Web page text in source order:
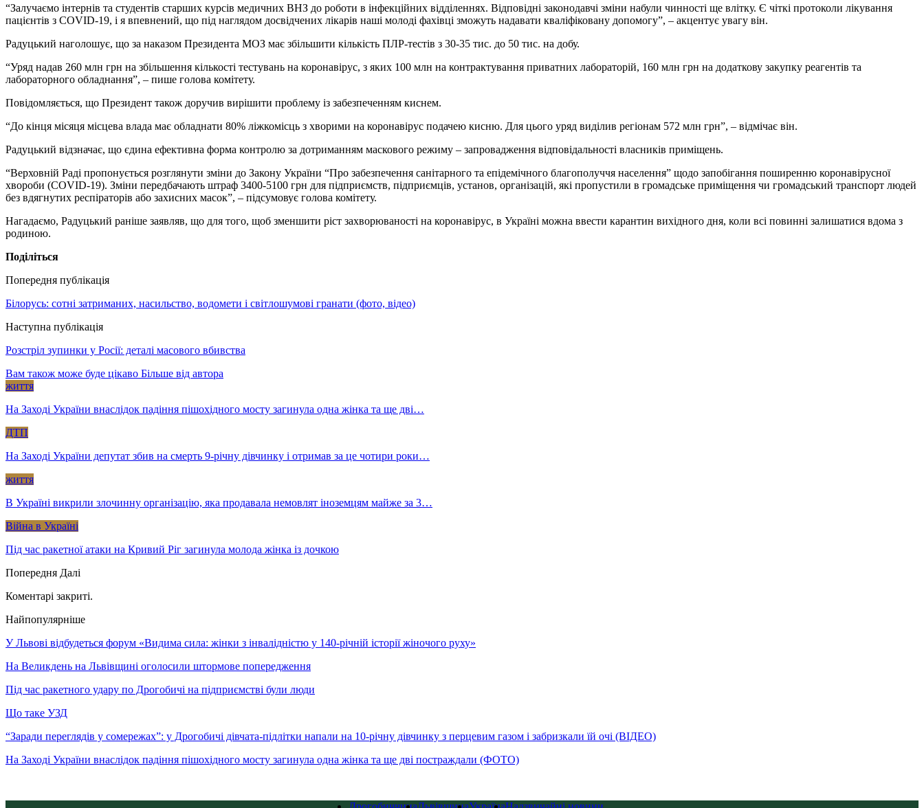
“Залучаємо інтернів та студентів старших курсів медичних ВНЗ до роботи в інфекційних відділеннях. Відповідні законодавчі зміни набули чинності ще влітку. Є чіткі протоколи лікування
пацієнтів з СOVID-19, і я впевнений, що під наглядом досвідчених лікарів наші молоді фахівці зможуть надавати кваліфіковану допомогу”, – акцентує увагу він.
Радуцький наголошує, що за наказом Президента МОЗ має збільшити кількість ПЛР-тестів з 30-35 тис. до 50 тис. на добу.
“Уряд надав 260 млн грн на збільшення кількості тестувань на коронавірус, з яких 100 млн на контрактування приватних лабораторій, 160 млн грн на додаткову закупку реагентів та
лабораторного обладнання”, – пише голова комітету.
Повідомляється, що Президент також доручив вирішити проблему із забезпеченням киснем.
“До кінця місяця місцева влада має обладнати 80% ліжкомісць з хворими на коронавірус подачею кисню. Для цього уряд виділив регіонам 572 млн грн”, – відмічає він.
Радуцький відзначає, що єдина ефективна форма контролю за дотриманням маскового режиму – запровадження відповідальності власників приміщень.
“Верховній Раді пропонується розглянути зміни до Закону України “Про забезпечення санітарного та епідемічного благополуччя населення” щодо запобігання поширенню коронавірусної
хвороби (COVID-19). Зміни передбачають штраф 3400-5100 грн для підприємств, підприємців, установ, організацій, які пропустили в громадське приміщення чи громадський транспорт людей
без вдягнутих респіраторів або захисних масок”, – підсумовує голова комітету.
Нагадаємо, Радуцький раніше заявляв, що для того, щоб зменшити ріст захворюваності на коронавірус, в Україні можна ввести карантин вихідного дня, коли всі повинні залишатися вдома з
родиною.
Поділіться
Попередня публікація
Білорусь: сотні затриманих, насильство, водомети і світлошумові гранати (фото, відео)
Наступна публікація
Розстріл зупинки у Росії: деталі масового вбивства
Вам також може буде цікаво Більше від автора
життя
На Заході України внаслідок падіння пішохідного мосту загинула одна жінка та ще дві…
ДТП
На Заході України депутат збив на смерть 9-річну дівчинку і отримав за це чотири роки…
життя
В Україні викрили злочинну організацію, яка продавала немовлят іноземцям майже за 3…
Війна в Україні
Під час ракетної атаки на Кривий Ріг загинула молода жінка із дочкою
Попередня Далі
Коментарі закриті.
Найпопулярніше
У Львові відбудеться форум «Видима сила: жінки з інвалідністю у 140-річній історії жіночого руху»
На Великдень на Львівщині оголосили штормове попередження
Під час ракетного удару по Дрогобичі на підприємстві були люди
Що таке УЗД
“Заради переглядів у сомережах”: у Дрогобичі дівчата-підлітки напали на 10-річну дівчинку з перцевим газом і забризкали їй очі (ВІДЕО)
На Заході України внаслідок падіння пішохідного мосту загинула одна жінка та ще дві постраждали (ФОТО)